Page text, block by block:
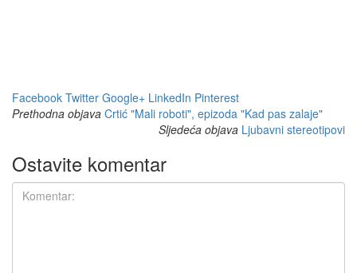
Facebook Twitter Google+ LinkedIn Pinterest
Prethodna objava Crtić "Mali roboti", epizoda "Kad pas zalaje"
Sljedeća objava Ljubavni stereotipovi
Ostavite komentar